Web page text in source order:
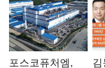
포스코퓨처엠,
김